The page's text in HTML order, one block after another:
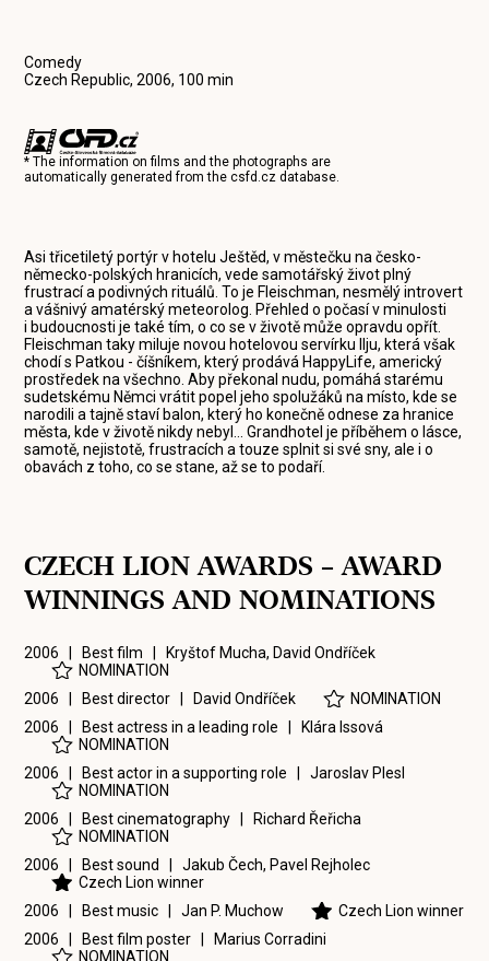
Comedy
Czech Republic, 2006, 100 min
* The information on films and the photographs are
automatically generated from thecsfd.cz database.
Asi třicetiletý portýr v hotelu Ještěd, v městečku na česko-
německo-polských hranicích, vede samotářský život plný
frustrací a podivných rituálů. To je Fleischman, nesmělý introvert
a vášnivý amatérský meteorolog. Přehled o počasí v minulosti
i budoucnosti je také tím, o co se v životě může opravdu opřít.
Fleischman taky miluje novou hotelovou servírku Ilju, která však
chodí s Patkou - číšníkem, který prodává HappyLife, americký
prostředek na všechno. Aby překonal nudu, pomáhá starému
sudetskému Němci vrátit popel jeho spolužáků na místo, kde se
narodili a tajně staví balon, který ho konečně odnese za hranice
města, kde v životě nikdy nebyl... Grandhotel je příběhem o lásce,
samotě, nejistotě, frustracích a touze splnit si své sny, ale i o
obavách z toho, co se stane, až se to podaří.
CZECH LION AWARDS – AWARD
WINNINGS AND NOMINATIONS
2006 | Best film | Kryštof Mucha, David Ondříček
NOMINATION
2006 | Best director | David Ondříček
NOMINATION
2006 | Best actress in a leading role | Klára Issová
NOMINATION
2006 | Best actor in a supporting role |Jaroslav Plesl
NOMINATION
2006 | Best cinematography | Richard Řeřicha
NOMINATION
2006 | Best sound |Jakub Čech, Pavel Rejholec
Czech Lion winner
2006 | Best music |Jan P. Muchow
Czech Lion winner
2006 | Best film poster | Marius Corradini
NOMINATION